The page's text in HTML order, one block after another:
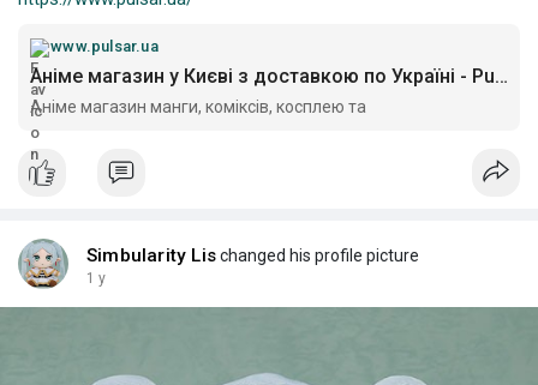
www.pulsar.ua
Аніме магазин у Києві з доставкою по Україні - Pulsar
Аніме магазин манги, коміксів, косплею та
Simbularity Lischanged his profile picture
1 y